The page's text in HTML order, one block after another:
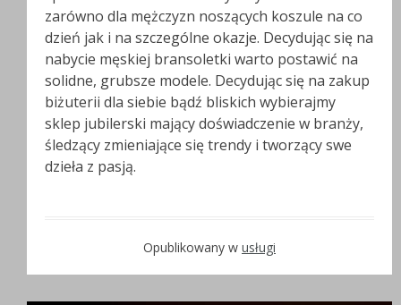
zarówno dla mężczyzn noszących koszule na co
dzień jak i na szczególne okazje. Decydując się na
nabycie męskiej bransoletki warto postawić na
solidne, grubsze modele. Decydując się na zakup
biżuterii dla siebie bądź bliskich wybierajmy
sklep jubilerski mający doświadczenie w branży,
śledzący zmieniające się trendy i tworzący swe
dzieła z pasją.
Opublikowany w usługi